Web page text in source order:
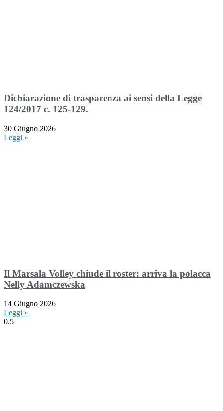
Dichiarazione di trasparenza ai sensi della Legge
124/2017 c. 125-129.
30 Giugno 2026
Leggi »
Il Marsala Volley chiude il roster: arriva la polacca
Nelly Adamczewska
14 Giugno 2026
Leggi »